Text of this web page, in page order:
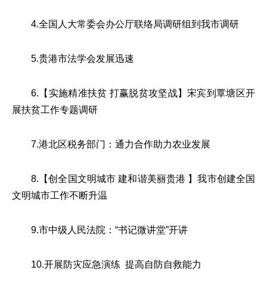
4.全国人大常委会办公厅联络局调研组到我市调研
5.贵港市法学会发展迅速
6.【实施精准扶贫 打赢脱贫攻坚战】宋宾到覃塘区开
展扶贫工作专题调研
7.港北区税务部门：通力合作助力农业发展
8.【创全国文明城市 建和谐美丽贵港 】我市创建全国
文明城市工作不断升温
9.市中级人民法院：“书记微讲堂”开讲
10.开展防灾应急演练 提高自防自救能力